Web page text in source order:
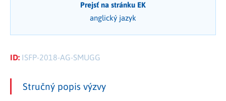
Prejsť na stránku EK
anglický jazyk
ID: ISFP-2018-AG-SMUGG
Stručný popis výzvy